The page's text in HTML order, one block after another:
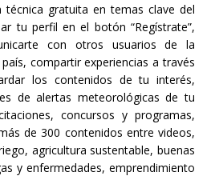
técnica gratuita en temas clave del
tu perfil en el botón “Regístrate”,
con otros usuarios de la
compartir experiencias a través
los contenidos de tu interés,
de alertas meteorológicas de tu
concursos y programas,
de 300 contenidos entre videos,
agricultura sustentable, buenas
y enfermedades, emprendimiento